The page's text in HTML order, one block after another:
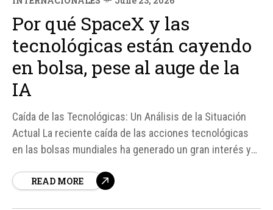
Por qué SpaceX y las
tecnológicas están cayendo
en bolsa, pese al auge de la
IA
Caída de las Tecnológicas: Un Análisis de la Situación
Actual La reciente caída de las acciones tecnológicas
en las bolsas mundiales ha generado un gran interés y
sector. A pesar del auge de la inteligencia artificial (IA),
READ MORE